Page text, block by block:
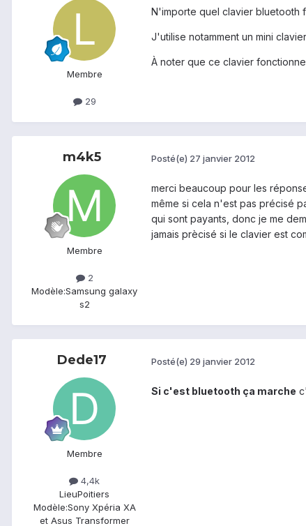
Membre
29
N'importe quel clavier bluetooth
J'utilise notamment un mini
À noter que ce clavier
m4k5
Membre
2
Modèle:Samsung galaxy
s2
Posté(e) 27 janvier 2012
merci beaucoup pour les
même si cela n'est pas précisé
qui sont payants, donc je me
jamais prècisé si le clavier est
Dede17
Membre
4,4k
LieuPoitiers
Modèle:Sony Xpéria XA
et Asus Transformer
Posté(e) 29 janvier 2012
Si c'est bluetooth ça marche